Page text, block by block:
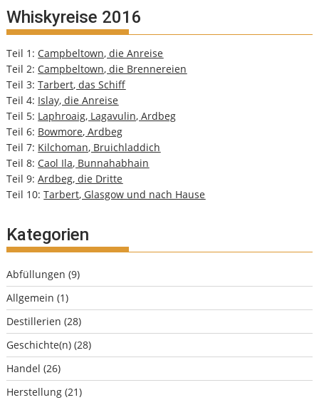
Whiskyreise 2016
Teil 1: Campbeltown, die Anreise
Teil 2: Campbeltown, die Brennereien
Teil 3:Tarbert, das Schiff
Teil 4: Islay, die Anreise
Teil 5: Laphroaig, Lagavulin, Ardbeg
Teil 6: Bowmore, Ardbeg
Teil 7: Kilchoman, Bruichladdich
Teil 8: Caol Ila, Bunnahabhain
Teil 9:Ardbeg, die Dritte
Teil 10:Tarbert, Glasgow und nach Hause
Kategorien
Abfüllungen (9)
Allgemein (1)
Destillerien (28)
Geschichte(n) (28)
Handel (26)
Herstellung (21)